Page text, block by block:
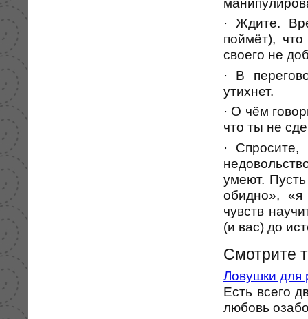
· Ждите.
поймёт),
своего не
· В
утихнет.
· О чём
что ты не
· Спросите,
умеют.
обидно», «я
чувств
(и вас) до
Смотрите
Ловушки для
Есть всего
любовь